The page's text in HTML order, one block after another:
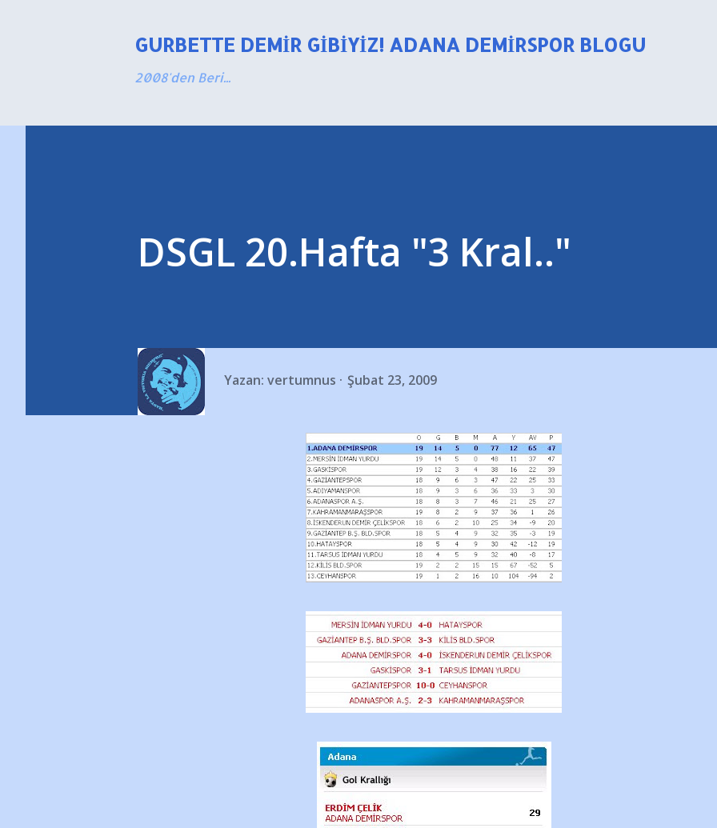
GURBETTE DEMIR GIBIYIZ! ADANA DEMIRSPOR BLOGU
2008'den Beri...
DSGL 20.Hafta "3 Kral.."
Yazan: vertumnus Şubat 23, 2009